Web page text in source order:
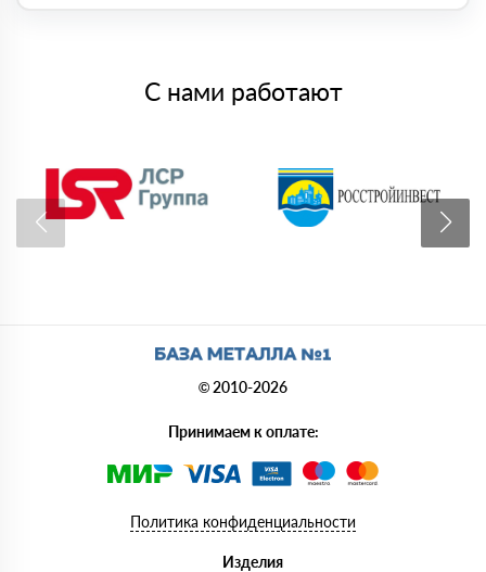
С нами работают
© 2010-2026
Принимаем к оплате:
Политика конфиденциальности
Изделия